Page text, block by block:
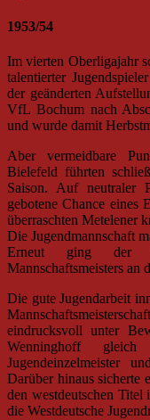
1953/54
Im vierten Oberligajahr
talentierter
der geänderten
VfL Bochum nach
und wurde damit
Aber vermeidbare
Bielefeld führten
Saison. Auf
gebotene Chance eines
überraschten Metelener
Die Jugendmannschaft
Erneut ging der
Mannschaftsmeisters an
Die gute Jugendarbeit
eindrucksvoll unter
Wenninghoff gleich
Jugendeinzelmeister
Darüber hinaus sicherte
den westdeutschen
die Westdeutsche